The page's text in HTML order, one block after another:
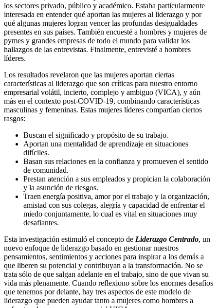
los sectores privado, público y académico. Estaba particularmente
interesada en entender qué aportan las mujeres al liderazgo y por
qué algunas mujeres logran vencer las profundas desigualdades
presentes en sus países. También encuesté a hombres y mujeres de
pymes y grandes empresas de todo el mundo para validar los
hallazgos de las entrevistas. Finalmente, entrevisté a hombres
líderes.
Los resultados revelaron que las mujeres aportan ciertas
características al liderazgo que son críticas para nuestro entorno
empresarial volátil, incierto, complejo y ambiguo (VICA), y aún
más en el contexto post-COVID-19, combinando características
masculinas y femeninas. Estas mujeres líderes compartían ciertos
rasgos:
Buscan el significado y propósito de su trabajo.
Aportan una mentalidad de aprendizaje en situaciones
difíciles.
Basan sus relaciones en la confianza y promueven el sentido
de comunidad.
Prestan atención a sus empleados y propician la colaboración
y la asunción de riesgos.
Traen energía positiva, amor por el trabajo y la organización,
amistad con sus colegas, alegría y capacidad de enfrentar el
miedo conjuntamente, lo cual es vital en situaciones muy
desafiantes.
Esta investigación estimuló el concepto de Liderazgo Centrado, un
nuevo enfoque de liderazgo basado en gestionar nuestros
pensamientos, sentimientos y acciones para inspirar a los demás a
que liberen su potencial y contribuyan a la transformación. No se
trata sólo de que salgan adelante en el trabajo, sino de que vivan su
vida más plenamente. Cuando reflexiono sobre los enormes desafíos
que tenemos por delante, hay tres aspectos de este modelo de
liderazgo que pueden ayudar tanto a mujeres como hombres a